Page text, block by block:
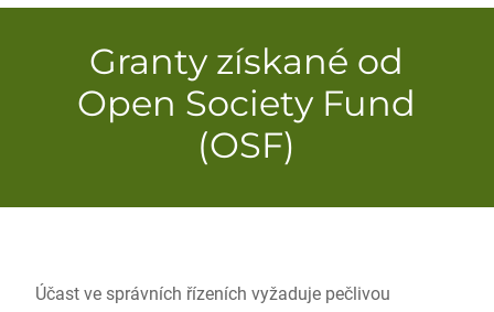
Granty získané od
Open Society Fund
(OSF)
Účast ve správních řízeních vyžaduje pečlivou